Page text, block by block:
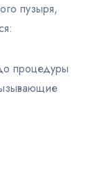
пузыря,
процедуры